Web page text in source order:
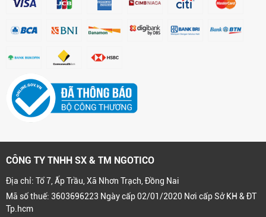
CÔNG TY TNHH SX & TM NGOTICO
Địa chỉ: Tổ 7, Ấp Trầu, Xã Nhơn Trạch, Đồng Nai
Mã số thuế: 3603696223 Ngày cấp 02/01/2020 Nơi cấp Sở KH & ĐT
Tp.hcm